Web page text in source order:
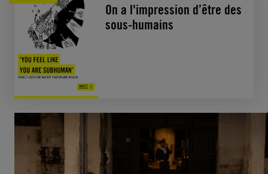
On a l'impression d’être des
sous-humains